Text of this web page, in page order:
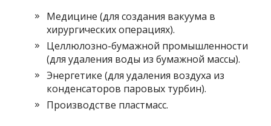
Медицине (для создания вакуума в
хирургических операциях).
Целлюлозно-бумажной промышленности
(для удаления воды из бумажной массы).
Энергетике (для удаления воздуха из
конденсаторов паровых турбин).
Производстве пластмасс.